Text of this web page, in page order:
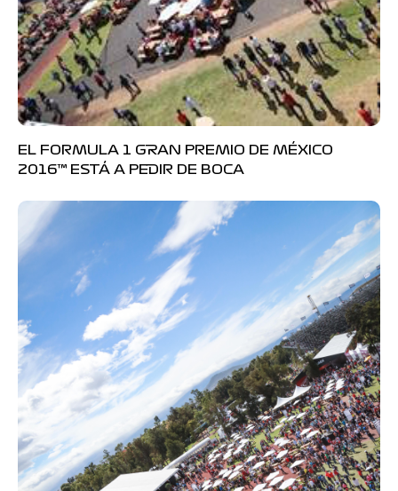
EL FORMULA 1 GRAN PREMIO DE MÉXICO
2016™ ESTÁ A PEDIR DE BOCA